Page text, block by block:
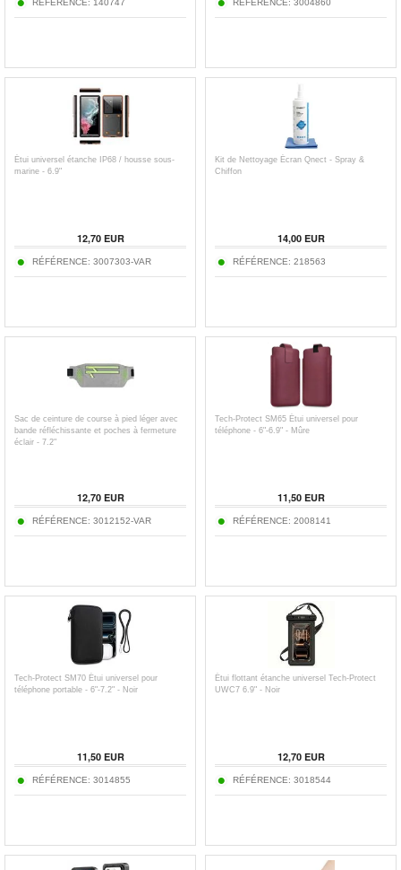
RÉFÉRENCE: 140747 RÉFÉRENCE: 3004860
Étui universel étanche IP68 / housse sous-
marine - 6.9"
12,70EUR
RÉFÉRENCE: 3007303-VAR
Kit de Nettoyage Écran Qnect - Spray &
Chiffon
14,00EUR
RÉFÉRENCE: 218563
Sac de ceinture de course à pied léger avec
bande réfléchissante et poches à fermeture
éclair - 7.2"
12,70EUR
RÉFÉRENCE: 3012152-VAR
Tech-Protect SM65 Étui universel pour
téléphone - 6"-6.9" - Mûre
11,50EUR
RÉFÉRENCE: 2008141
Tech-Protect SM70 Étui universel pour
téléphone portable - 6"-7.2" - Noir
11,50EUR
RÉFÉRENCE: 3014855
Étui flottant étanche universel Tech-Protect
UWC7 6.9" - Noir
12,70EUR
RÉFÉRENCE: 3018544